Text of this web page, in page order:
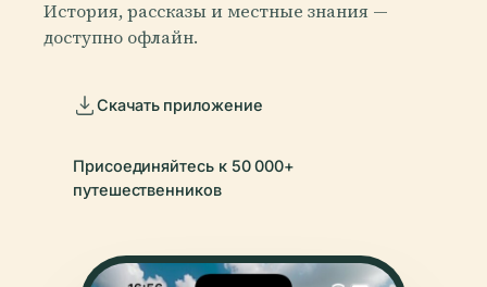
История, рассказы и местные знания —
доступно офлайн.
Скачать приложение
Присоединяйтесь к 50 000+
путешественников